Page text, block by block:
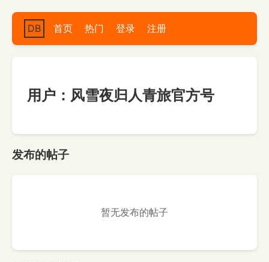
DB 首页 热门 登录 注册
用户：风雪夜归人青旅官方号
发布的帖子
暂无发布的帖子